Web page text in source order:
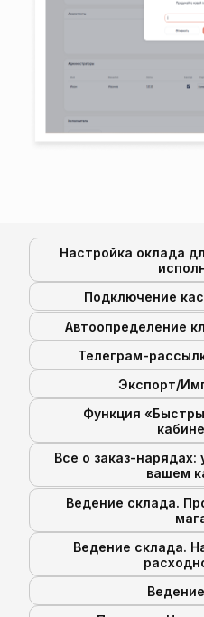
Настройка оклада
Подключение
Автоопределение
Телеграм-
Экспорт/
Функция
Все о заказ-нарядах:
вашем
Ведение склада.
Ведение склада.